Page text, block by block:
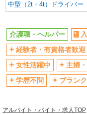
バイク通勤OK
社会保険あり
退職金・財形貯蓄制度あり
制服貸与
資格取得支援制度あり
中型（2t・4t）ドライバー
介護職・ヘルパー
経験者・有資格者歓迎
女性活躍中
主婦
学歴不問
ブラン
アルバイト・バイト・求人TOP